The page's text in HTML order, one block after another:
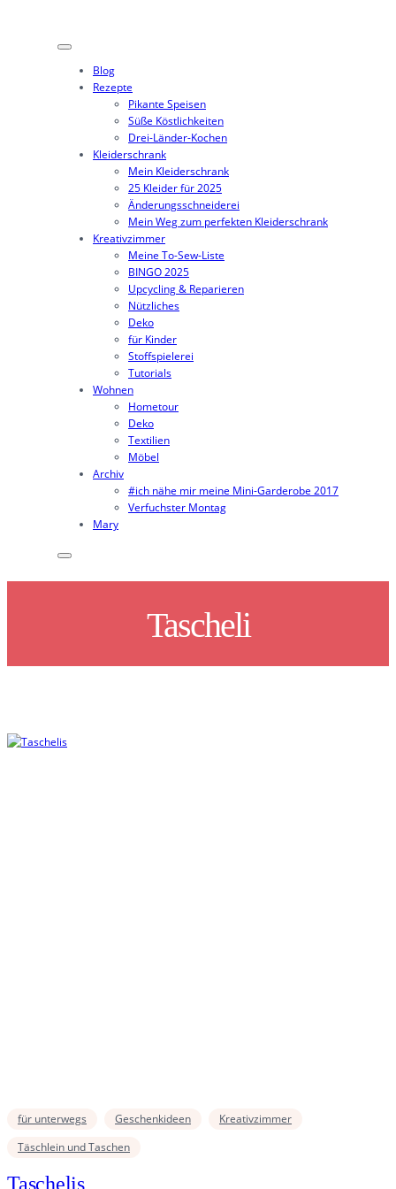
Blog
Rezepte
Pikante Speisen
Süße Köstlichkeiten
Drei-Länder-Kochen
Kleiderschrank
Mein Kleiderschrank
25 Kleider für 2025
Änderungsschneiderei
Mein Weg zum perfekten Kleiderschrank
Kreativzimmer
Meine To-Sew-Liste
BINGO 2025
Upcycling & Reparieren
Nützliches
Deko
für Kinder
Stoffspielerei
Tutorials
Wohnen
Hometour
Deko
Textilien
Möbel
Archiv
#ich nähe mir meine Mini-Garderobe 2017
Verfuchster Montag
Mary
Tascheli
für unterwegs Geschenkideen
Kreativzimmer
Täschlein und Taschen
Taschelis